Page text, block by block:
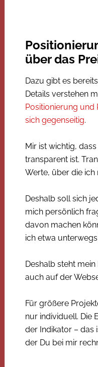
über das
Dazu gibt es
Details verstehen
Positionierung und
sich gegenseitig.
Mir ist wichtig,
transparent ist.
Werte, über die ich
Deshalb soll sich
mich persönlich
davon machen
ich etwa unterwegs
Deshalb steht
auch auf der
Für größere
nur individuell. Die
der Indikator – das
der Du bei mir